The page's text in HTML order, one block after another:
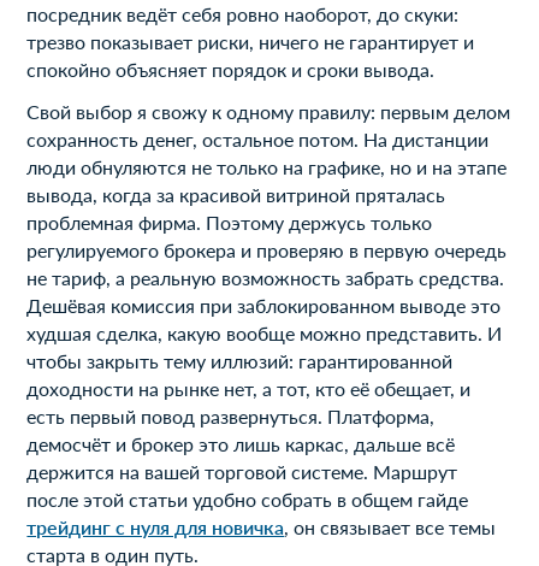
посредник ведёт себя ровно наоборот, до скуки:
трезво показывает риски, ничего не гарантирует и
спокойно объясняет порядок и сроки вывода.
Свой выбор я свожу к одному правилу: первым делом
сохранность денег, остальное потом. На дистанции
люди обнуляются не только на графике, но и на этапе
вывода, когда за красивой витриной пряталась
проблемная фирма. Поэтому держусь только
регулируемого брокера и проверяю в первую очередь
не тариф, а реальную возможность забрать средства.
Дешёвая комиссия при заблокированном выводе это
худшая сделка, какую вообще можно представить. И
чтобы закрыть тему иллюзий: гарантированной
доходности на рынке нет, а тот, кто её обещает, и
есть первый повод развернуться. Платформа,
демосчёт и брокер это лишь каркас, дальше всё
держится на вашей торговой системе. Маршрут
после этой статьи удобно собрать в общем гайде
трейдинг с нуля для новичка, он связывает все темы
старта в один путь.